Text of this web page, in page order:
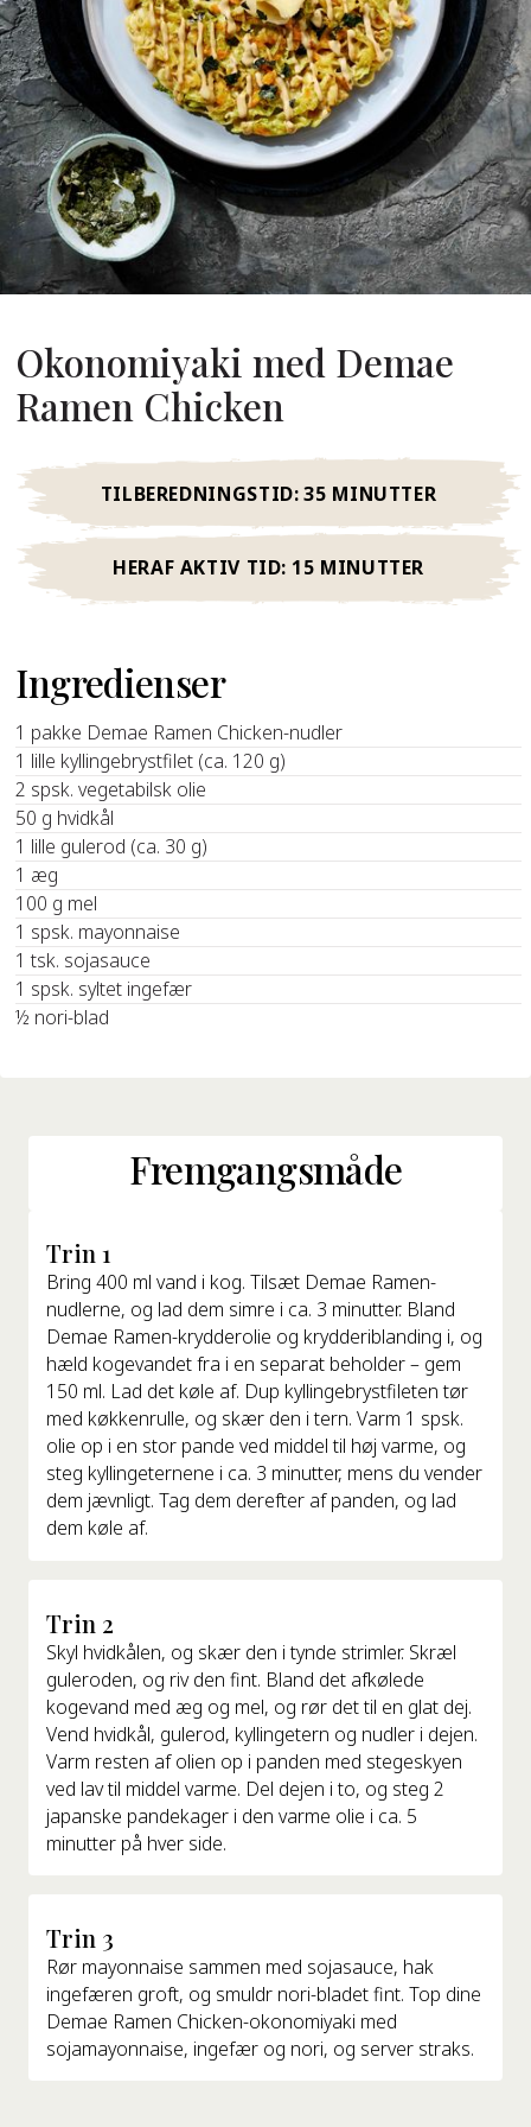
Om Os
Grundlægger
Historie
Værdier
Ofte
Okonomiyaki med Demae
Ramen Chicken
TILBEREDNINGSTID: 35 MINUTTER
HERAF AKTIV TID: 15 MINUTTER
Ingredienser
1 pakke Demae Ramen Chicken-nudler
1 lille kyllingebrystfilet (ca. 120 g)
2 spsk. vegetabilsk olie
50 g hvidkål
1 lille gulerod (ca. 30 g)
1 æg
100 g mel
1 spsk. mayonnaise
1 tsk. sojasauce
1 spsk. syltet ingefær
½ nori-blad
Fremgangsmåde
Trin 1
Bring 400 ml vand i kog. Tilsæt Demae Ramen-
nudlerne, og lad dem simre i ca. 3 minutter. Bland
Demae Ramen-krydderolie og krydderiblanding i, og
hæld kogevandet fra i en separat beholder – gem
150 ml. Lad det køle af. Dup kyllingebrystfileten tør
med køkkenrulle, og skær den i tern. Varm 1 spsk.
olie op i en stor pande ved middel til høj varme, og
steg kyllingeternene i ca. 3 minutter, mens du vender
dem jævnligt. Tag dem derefter af panden, og lad
dem køle af.
Trin 2
Skyl hvidkålen, og skær den i tynde strimler. Skræl
guleroden, og riv den fint. Bland det afkølede
kogevand med æg og mel, og rør det til en glat dej.
Vend hvidkål, gulerod, kyllingetern og nudler i dejen.
Varm resten af olien op i panden med stegeskyen
ved lav til middel varme. Del dejen i to, og steg 2
japanske pandekager i den varme olie i ca. 5
minutter på hver side.
Trin 3
Rør mayonnaise sammen med sojasauce, hak
ingefæren groft, og smuldr nori-bladet fint. Top dine
Demae Ramen Chicken-okonomiyaki med
sojamayonnaise, ingefær og nori, og server straks.